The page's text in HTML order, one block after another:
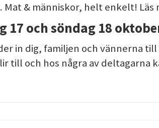
Mat & människor, helt enkelt! Läs
17 och söndag 18
in dig, familjen och vännerna
till och hos några av deltagarna